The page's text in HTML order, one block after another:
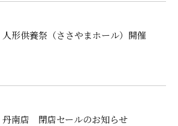
人形供養祭（ささやまホール）開催
丹南店 閉店セールのお知らせ